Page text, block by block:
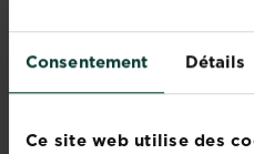
Consentement Détails
Ce site web utilise des